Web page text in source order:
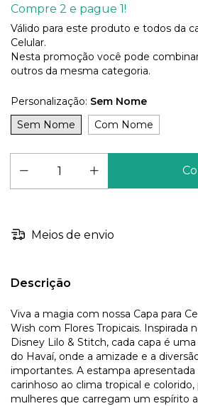
Compre 2 e pague 1!
Válido para este produto e todos da
Celular.
Nesta promoção você pode
outros da mesma categoria.
Personalização: Sem Nome
Sem Nome
Com Nome
Meios de envio
Descrição
Viva a magia com nossa Capa para
Wish com Flores Tropicais. Inspirada
Disney Lilo & Stitch, cada capa é
do Havaí, onde a amizade e a
importantes. A estampa
carinhoso ao clima tropical e colorido,
mulheres que carregam um espírito